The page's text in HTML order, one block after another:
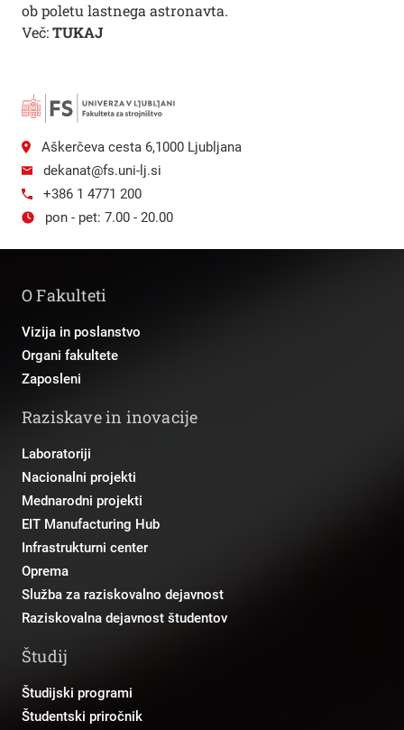
ob poletu lastnega astronavta.
Več:TUKAJ
Aškerčeva cesta 6,1000 Ljubljana
dekanat@fs.uni-lj.si
+386 1 4771 200
pon - pet: 7.00 - 20.00
O Fakulteti
Vizija in poslanstvo
Organi fakultete
Zaposleni
Raziskave in inovacije
Laboratoriji
Nacionalni projekti
Mednarodni projekti
EIT Manufacturing Hub
Infrastrukturni center
Oprema
Služba za raziskovalno dejavnost
Raziskovalna dejavnost študentov
Študij
Študijski programi
Študentski priročnik